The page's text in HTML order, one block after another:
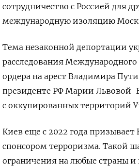
сотрудничество с Россией для
международную изоляцию
Тема незаконной депортации
расследования Международного
ордера на арест Владимира
президенте РФ Марии Львовой-
с оккупированных территорий
Киев еще с 2022 года
спонсором терроризма. Такой
ограничения на любые страны